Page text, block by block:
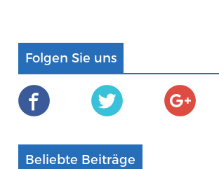
Folgen Sie uns
Beliebte Beiträge